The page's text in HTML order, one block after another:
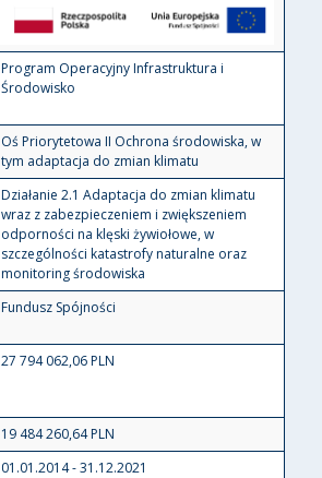
Program Operacyjny Infrastruktura i
Środowisko
Oś Priorytetowa II Ochrona środowiska, w
tym adaptacja do zmian klimatu
Działanie 2.1 Adaptacja do zmian klimatu
wraz z zabezpieczeniem i zwiększeniem
odporności na klęski żywiołowe, w
szczególności katastrofy naturalne oraz
monitoring środowiska
Fundusz Spójności
27 794 062,06 PLN
19 484 260,64 PLN
01.01.2014 - 31.12.2021